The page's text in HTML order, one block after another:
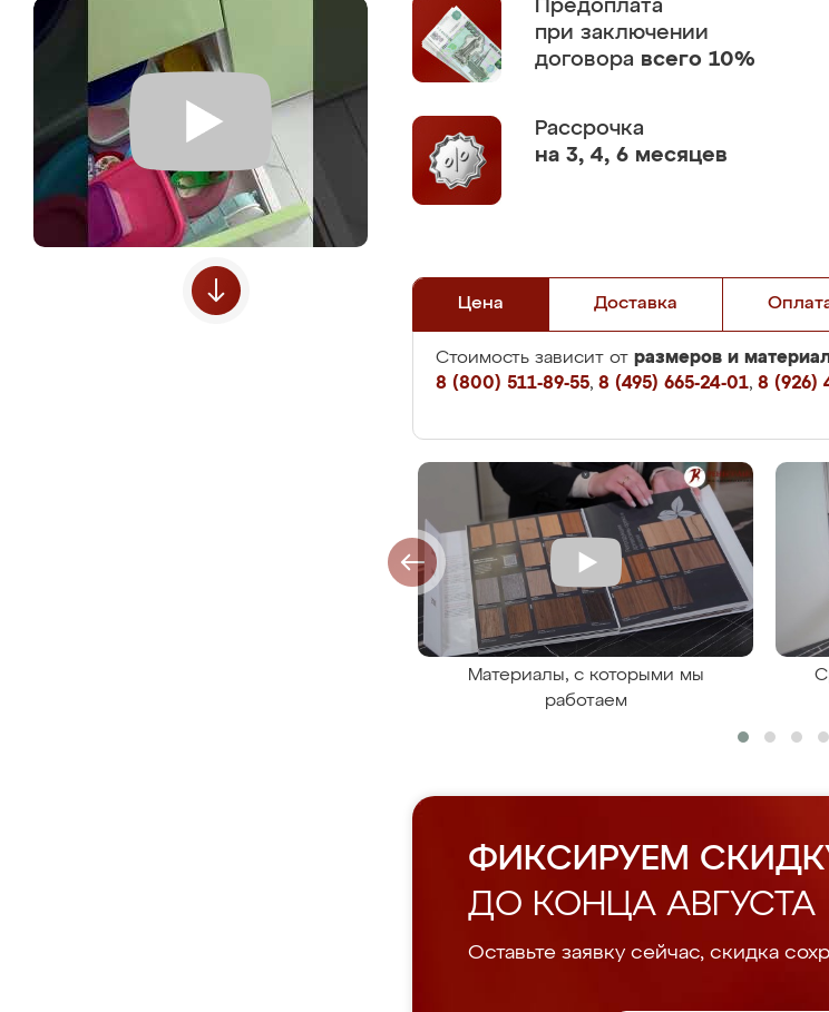
Предоплата
при заключении
договора всего 10%
Рассрочка
на 3, 4, 6 месяцев
Цена Доставка
Стоимость зависит от размеров и
8 (800) 511-89-55, 8 (495) 665-24-01, 8 (926)
Материалы, с которыми мы
работаем
ФИКСИРУЕМ
ДО КОНЦА АВГУСТА
Оставьте заявку сейчас, скидка